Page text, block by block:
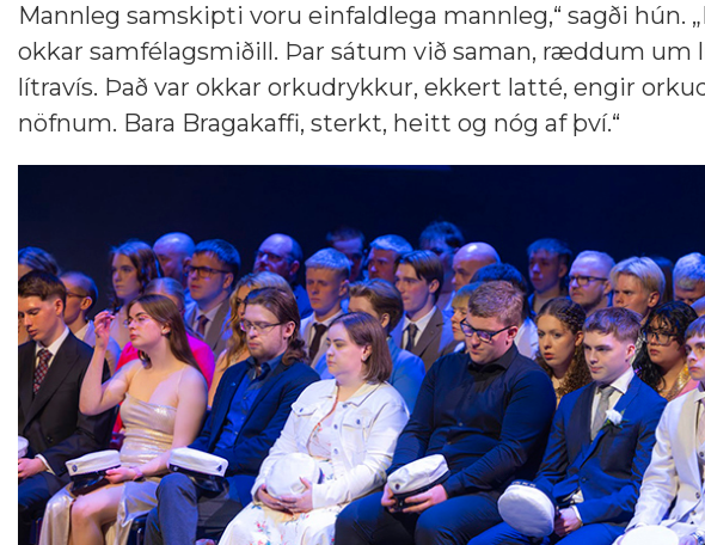
Mannleg samskipti voru einfaldlega mannleg,“ sagði
okkar samfélagsmiðill. Þar sátum við saman, ræddum
lítravís. Það var okkar orkudrykkur, ekkert latté, engir
nöfnum. Bara Bragakaffi, sterkt, heitt og nóg af því.“